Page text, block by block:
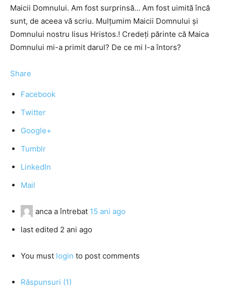
Maicii Domnului. Am fost surprinsă… Am fost uimită încă
sunt, de aceea vă scriu. Mulțumim Maicii Domnului și
Domnului nostru Iisus Hristos.! Credeți părinte că Maica
Domnului mi-a primit darul? De ce mi l-a întors?
Share
Facebook
Twitter
Google+
Tumblr
LinkedIn
Mail
anca a întrebat 15 ani ago
last edited 2 ani ago
You must login to post comments
Răspunsuri (1)